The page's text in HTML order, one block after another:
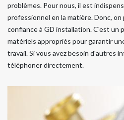
problèmes. Pour nous, il est
professionnel en la matière. Donc,
confiance à GD installation. C'est un
matériels appropriés pour garantir
travail. Si vous avez besoin d'autres
téléphoner directement.